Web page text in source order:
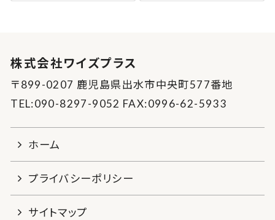
株式会社ワイズプラス
〒899-0207 鹿児島県出水市中央町577番地
TEL:090-8297-9052 FAX:0996-62-5933
ホーム
プライバシーポリシー
サイトマップ